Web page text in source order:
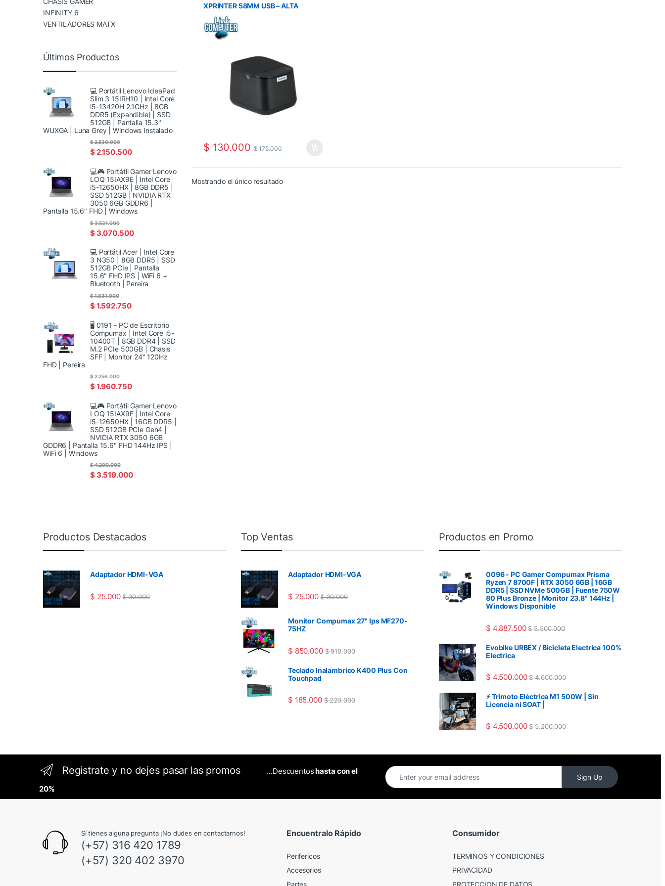
XPRINTER 58MM USB – ALTA
VELOCIDAD Impresión rápida,
silenciosa y sin cartuchos para tu
negocio
$ 130.000 $175.000
Mostrando el único resultado
INFINITY 6
VENTILADORES MATX
Últimos Productos
💻 Portátil Lenovo IdeaPad
Slim 3 15IRH10 | Intel Core
i5-13420H 2.1GHz | 8GB
DDR5 (Expandible) | SSD
512GB | Pantalla 15.3"
WUXGA | Luna Grey | Windows Instalado
$2.150.500
$2.530.000
💻🎮 Portátil Gamer Lenovo
LOQ 15IAX9E | Intel Core
i5-12650HX | 8GB DDR5 |
SSD 512GB | NVIDIA RTX
3050 6GB GDDR6 |
Pantalla 15.6" FHD | Windows
$3.070.500
$3.531.000
💻 Portátil Acer | Intel Core
3 N350 | 8GB DDR5 | SSD
512GB PCIe | Pantalla
15.6" FHD IPS | WiFi 6 +
Bluetooth | Pereira
$1.592.750
$1.831.000
🖥️ 0191 - PC de Escritorio
Compumax | Intel Core i5-
10400T | 8GB DDR4 | SSD
M.2 PCIe 500GB | Chasis
SFF | Monitor 24" 120Hz
FHD | Pereira
$1.960.750
$2.256.000
💻🎮 Portátil Gamer Lenovo
LOQ 15IAX9E | Intel Core
i5-12650HX | 16GB DDR5 |
SSD 512GB PCIe Gen4 |
NVIDIA RTX 3050 6GB
GDDR6 | Pantalla 15.6" FHD 144Hz IPS |
WiFi 6 | Windows
$3.519.000
$4.200.000
Productos Destacados
Adaptador HDMI-VGA
$ 25.000 $30.000
Top Ventas
Adaptador HDMI-VGA
$ 25.000 $30.000
Monitor Compumax 27" Ips MF270-
75HZ
$ 850.000 $910.000
Teclado Inalambrico K400 Plus Con
Touchpad
$ 185.000 $220.000
Productos en Promo
0096 - PC Gamer Compumax Prisma
Ryzen 7 8700F | RTX 3050 6GB | 16GB
DDR5 | SSD NVMe 500GB | Fuente 750W
80 Plus Bronze | Monitor 23.8" 144Hz |
Windows Disponible
$ 4.887.500 $5.500.000
Evobike URBEX / Bicicleta Electrica 100%
Electrica
$ 4.500.000 $4.600.000
⚡ Trimoto Eléctrica M1 500W | Sin
Licencia ni SOAT |
$ 4.500.000 $5.200.000
Registrate y no dejes pasar las promos ...Descuentoshasta con el
20%
Sign Up
Sí tienes alguna pregunta ¡No dudes en contactarnos!
(+57) 316 420 1789
(+57) 320 402 3970
Encuentralo Rápido
Perifericos
Accesorios
Partes
Consumidor
TERMINOS Y CONDICIONES
PRIVACIDAD
PROTECCION DE DATOS